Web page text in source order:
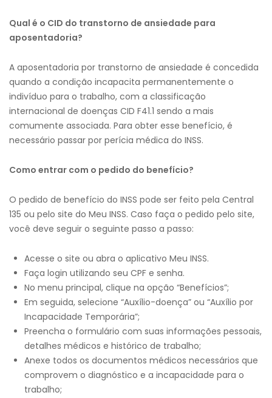
Qual é o CID do transtorno de ansiedade para
aposentadoria?
A aposentadoria por transtorno de ansiedade é concedida
quando a condição incapacita permanentemente o
indivíduo para o trabalho, com a classificação
internacional de doenças CID F41.1 sendo a mais
comumente associada. Para obter esse benefício, é
necessário passar por perícia médica do INSS.
Como entrar com o pedido do benefício?
O pedido de benefício do INSS pode ser feito pela Central
135 ou pelo site do Meu INSS. Caso faça o pedido pelo site,
você deve seguir o seguinte passo a passo:
Acesse o site ou abra o aplicativo Meu INSS.
Faça login utilizando seu CPF e senha.
No menu principal, clique na opção “Benefícios”;
Em seguida, selecione “Auxílio-doença” ou “Auxílio por
Incapacidade Temporária”;
Preencha o formulário com suas informações pessoais,
detalhes médicos e histórico de trabalho;
Anexe todos os documentos médicos necessários que
comprovem o diagnóstico e a incapacidade para o
trabalho;